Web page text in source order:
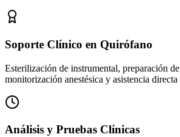
Soporte Clínico en Quirófano
Esterilización de instrumental, preparación
monitorización anestésica y asistencia
Análisis y Pruebas Clínicas